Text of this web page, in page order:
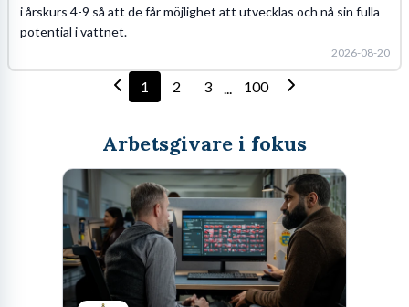
i årskurs 4-9 så att de får möjlighet att utvecklas och nå sin fulla
potential i vattnet.
2026-08-20
1 2 3 ... 100
Arbetsgivare i fokus